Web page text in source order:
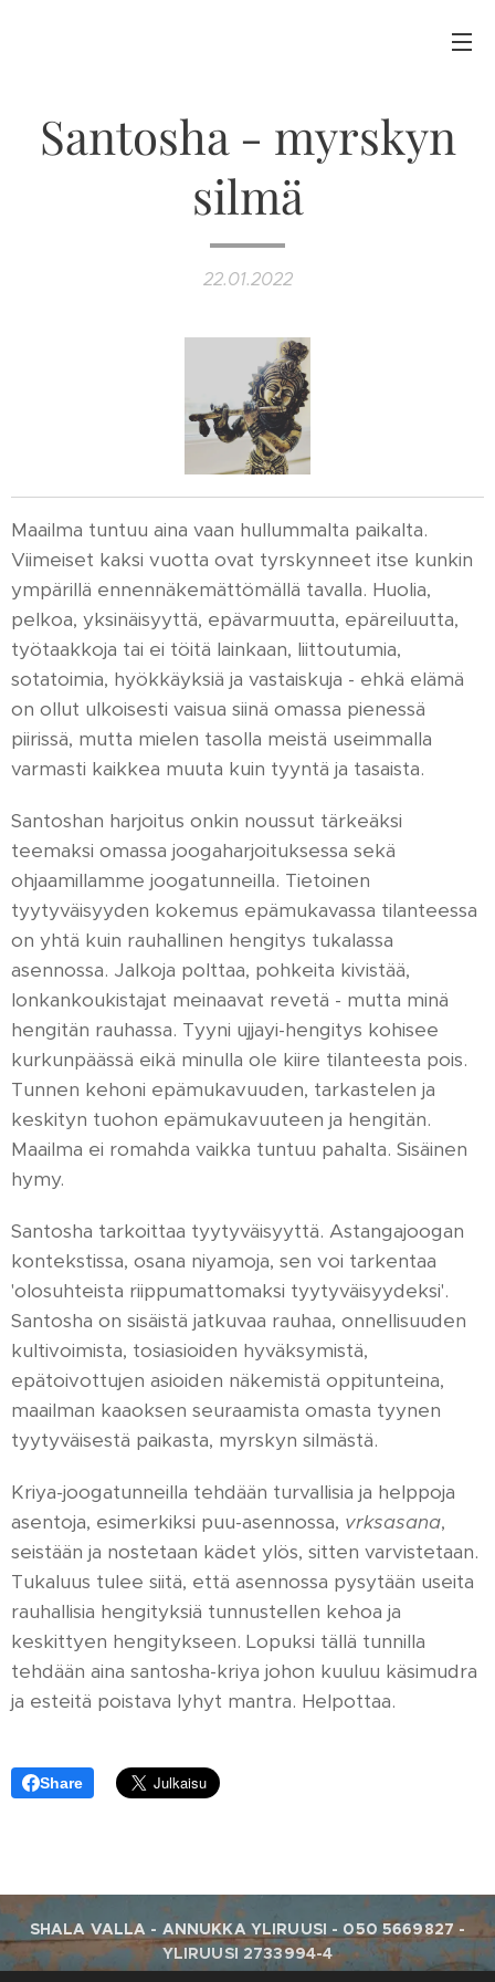
Santosha - myrskyn
silmä
22.01.2022
Maailma tuntuu aina vaan hullummalta paikalta.
Viimeiset kaksi vuotta ovat tyrskynneet itse kunkin
ympärillä ennennäkemättömällä tavalla. Huolia,
pelkoa, yksinäisyyttä, epävarmuutta, epäreiluutta,
työtaakkoja tai ei töitä lainkaan, liittoutumia,
sotatoimia, hyökkäyksiä ja vastaiskuja - ehkä elämä
on ollut ulkoisesti vaisua siinä omassa pienessä
piirissä, mutta mielen tasolla meistä useimmalla
varmasti kaikkea muuta kuin tyyntä ja tasaista.
Santoshan harjoitus onkin noussut tärkeäksi
teemaksi omassa joogaharjoituksessa sekä
ohjaamillamme joogatunneilla. Tietoinen
tyytyväisyyden kokemus epämukavassa tilanteessa
on yhtä kuin rauhallinen hengitys tukalassa
asennossa. Jalkoja polttaa, pohkeita kivistää,
lonkankoukistajat meinaavat revetä - mutta minä
hengitän rauhassa. Tyyni ujjayi-hengitys kohisee
kurkunpäässä eikä minulla ole kiire tilanteesta pois.
Tunnen kehoni epämukavuuden, tarkastelen ja
keskityn tuohon epämukavuuteen ja hengitän.
Maailma ei romahda vaikka tuntuu pahalta. Sisäinen
hymy.
Santosha tarkoittaa tyytyväisyyttä. Astangajoogan
kontekstissa, osana niyamoja, sen voi tarkentaa
'olosuhteista riippumattomaksi tyytyväisyydeksi'.
Santosha on sisäistä jatkuvaa rauhaa, onnellisuuden
kultivoimista, tosiasioiden hyväksymistä,
epätoivottujen asioiden näkemistä oppitunteina,
maailman kaaoksen seuraamista omasta tyynen
tyytyväisestä paikasta, myrskyn silmästä.
Kriya-joogatunneilla tehdään turvallisia ja helppoja
asentoja, esimerkiksi puu-asennossa, vrksasana,
seistään ja nostetaan kädet ylös, sitten varvistetaan.
Tukaluus tulee siitä, että asennossa pysytään useita
rauhallisia hengityksiä tunnustellen kehoa ja
keskittyen hengitykseen. Lopuksi tällä tunnilla
tehdään aina santosha-kriya johon kuuluu käsimudra
ja esteitä poistava lyhyt mantra. Helpottaa.
Share
SHALA VALLA - ANNUKKA YLIRUUSI - 050 5669827 -
YLIRUUSI 2733994-4